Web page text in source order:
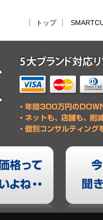
トップ